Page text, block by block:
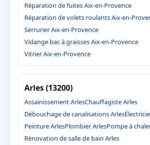
Réparation de fuites Aix-en-Provence
Réparation de volets roulants Aix-en-
Serrurier Aix-en-Provence
Vidange bac à graisses Aix-en-Provence
Vitrier Aix-en-Provence
Arles (13200)
Assainissement ArlesChauffagiste Arles
Débouchage de canalisations Arles
Peinture ArlesPlombier ArlesPompe à
Rénovation de salle de bain Arles